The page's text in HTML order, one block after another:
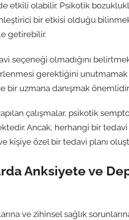
etkili olabilir. Psikotik
bir etkisi olduğu
getirebilir.
seçeneği olmadığını
gerektiğini unutmamak
bir uzmana danışmak önemlidir.
çalışmalar, psikotik
Ancak, herhangi bir
kişiye özel bir tedavi planı
Anksiyete ve
ve zihinsel sağlık